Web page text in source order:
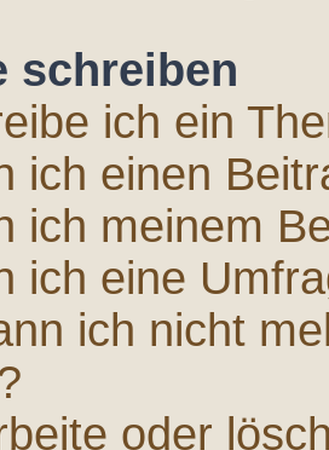
schreiben
ich ein
ich einen
ich meinem
ich eine
ich nicht
oder